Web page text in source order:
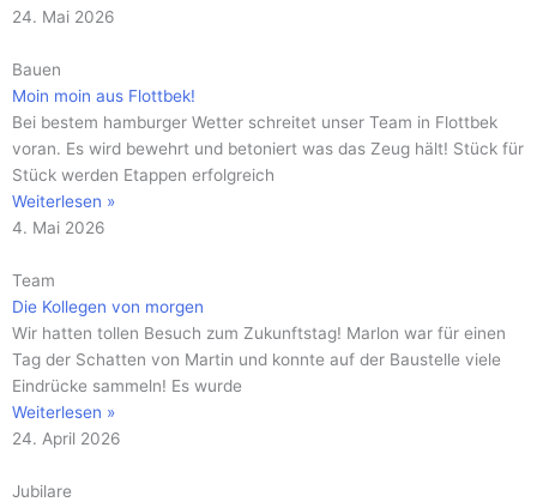
24. Mai 2026
Bauen
Moin moin aus Flottbek!
Bei bestem hamburger Wetter schreitet unser Team in Flottbek
voran. Es wird bewehrt und betoniert was das Zeug hält! Stück für
Stück werden Etappen erfolgreich
Weiterlesen »
4. Mai 2026
Team
Die Kollegen von morgen
Wir hatten tollen Besuch zum Zukunftstag! Marlon war für einen
Tag der Schatten von Martin und konnte auf der Baustelle viele
Eindrücke sammeln! Es wurde
Weiterlesen »
24. April 2026
Jubilare